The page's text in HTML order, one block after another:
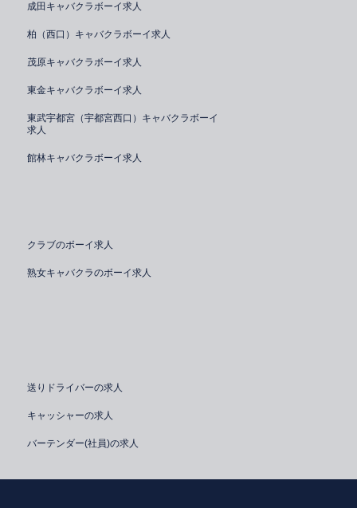
成田キャバクラボーイ求人
柏（西口）キャバクラボーイ求人
茂原キャバクラボーイ求人
東金キャバクラボーイ求人
東武宇都宮（宇都宮西口）キャバクラボーイ
求人
館林キャバクラボーイ求人
クラブのボーイ求人
熟女キャバクラのボーイ求人
送りドライバーの求人
キャッシャーの求人
バーテンダー(社員)の求人